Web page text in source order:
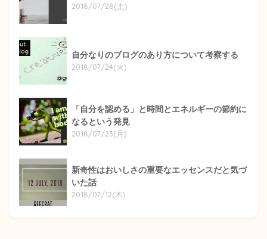
2018/07/28(土)
自分なりのブログのあり方について考察する
2018/07/24(火)
「自分を認める」と時間とエネルギーの節約に
なるという発見
2018/07/23(月)
新奇性はおいしさの重要なエッセンスだと気づ
いた話
2018/07/12(木)